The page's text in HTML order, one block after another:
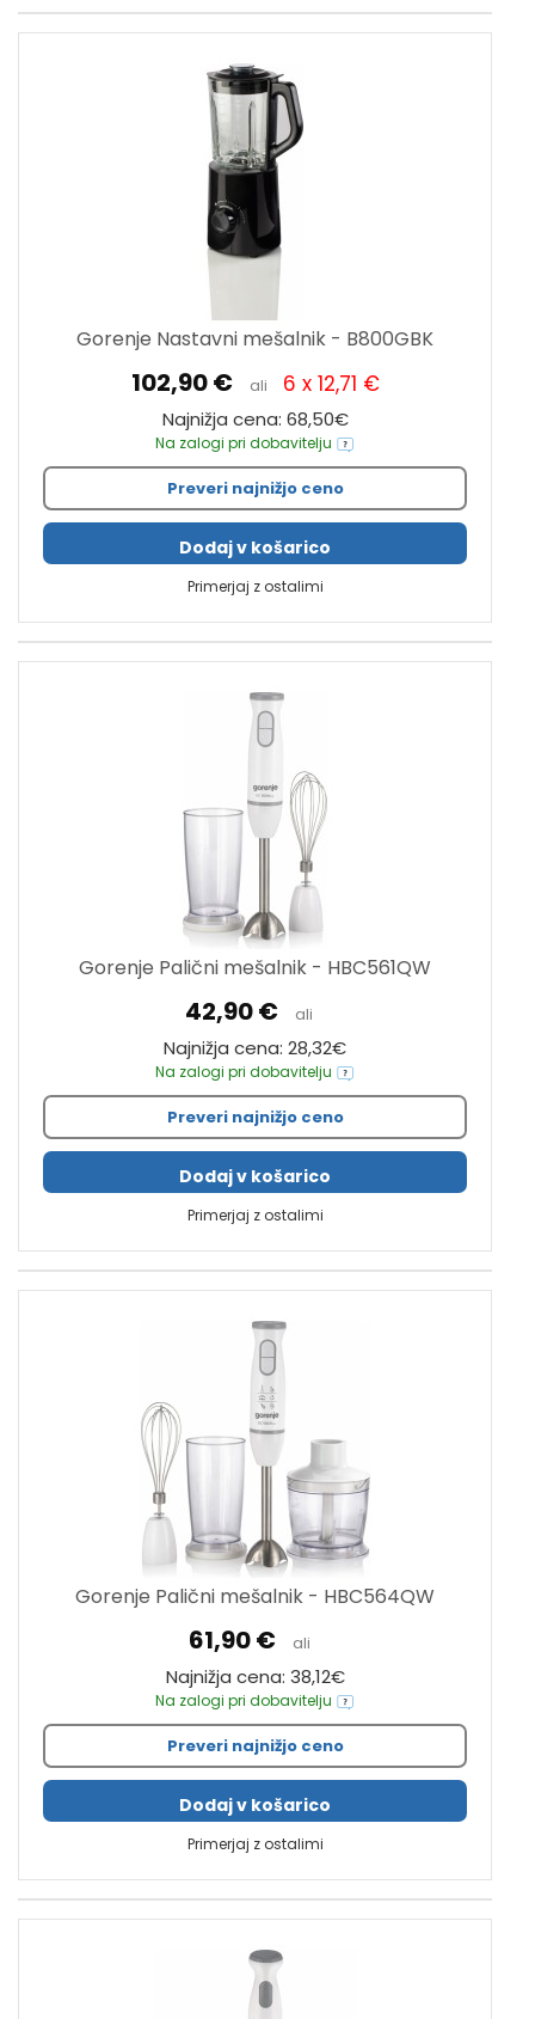
Gorenje Nastavni mešalnik - B800GBK
102,90 € ali 6 x 12,71 €
Najnižja cena: 68,50€
Na zalogi pri dobavitelju
Preveri najnižjo ceno
Dodaj v košarico
Primerjaj z ostalimi
Gorenje Palični mešalnik - HBC561QW
42,90 € ali
Najnižja cena: 28,32€
Na zalogi pri dobavitelju
Preveri najnižjo ceno
Dodaj v košarico
Primerjaj z ostalimi
Gorenje Palični mešalnik - HBC564QW
61,90 € ali
Najnižja cena: 38,12€
Na zalogi pri dobavitelju
Preveri najnižjo ceno
Dodaj v košarico
Primerjaj z ostalimi